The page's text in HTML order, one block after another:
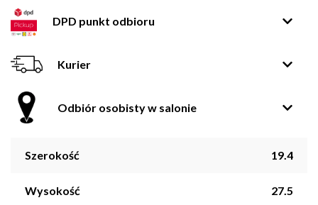
DPD punkt odbioru
Kurier
Odbiór osobisty w salonie
Szerokość 19.4
Wysokość 27.5